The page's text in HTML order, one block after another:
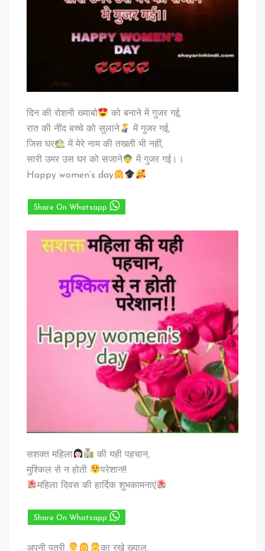
दिन की रोशनी ख्याबो
को बनाने में गुजर गई,
रात की नींद बच्चे को सुलाने
में गुजर गई,
जिस घर
में मेरे नाम की तखती भी नहीं,
सारी उमर उस घर को सजाने
में गुजर गई।।
Happy women’s day
Share On Whatsapp
सशक्त महिला
की यही पहचान,
मुश्किल से न होती
परेशान!!
महिला दिवस की हार्दिक शुभकामनाएं
Share On Whatsapp
अपनी पुत्री
का रखे ख्याल,